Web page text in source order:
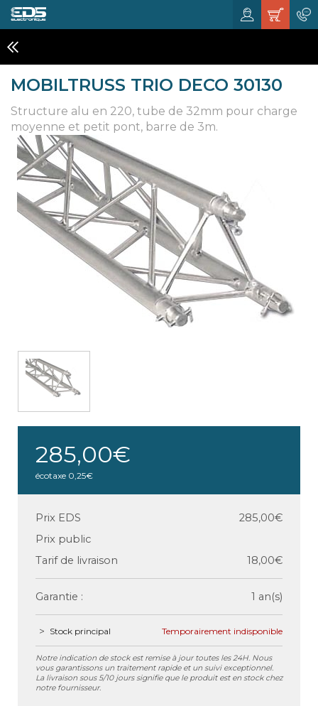
MOBILTRUSS TRIO DECO 30130
Structure alu en 220, tube de 32mm pour charge
moyenne et petit pont, barre de 3m.
285,00€
écotaxe 0,25€
Prix EDS
285,00€
Prix public
Tarif de livraison
18,00€
Garantie : 1 an(s)
Stock principal Temporairement indisponible
Notre indication de stock est remise à jour toutes les 24H. Nous
vous garantissons un traitement rapide et un suivi exceptionnel.
La livraison sous 5/10 jours signifie que le produit est en stock chez
notre fournisseur.